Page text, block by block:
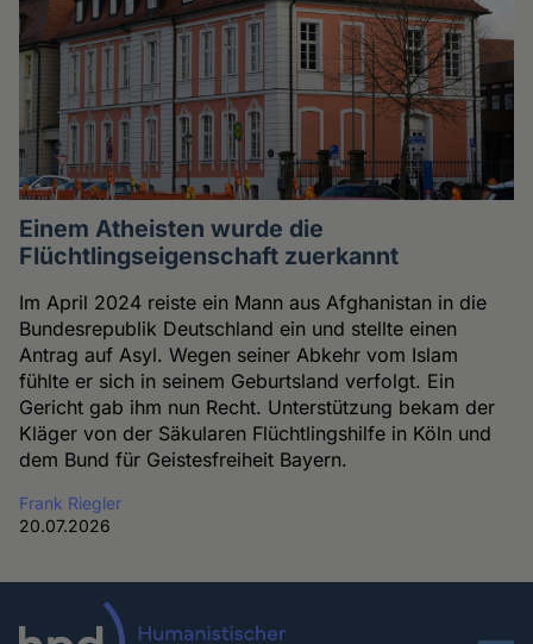
Einem Atheisten wurde die
Flüchtlingseigenschaft zuerkannt
Im April 2024 reiste ein Mann aus Afghanistan in die
Bundesrepublik Deutschland ein und stellte einen
Antrag auf Asyl. Wegen seiner Abkehr vom Islam
fühlte er sich in seinem Geburtsland verfolgt. Ein
Gericht gab ihm nun Recht. Unterstützung bekam der
Kläger von der Säkularen Flüchtlingshilfe in Köln und
dem Bund für Geistesfreiheit Bayern.
Frank Riegler
20.07.2026